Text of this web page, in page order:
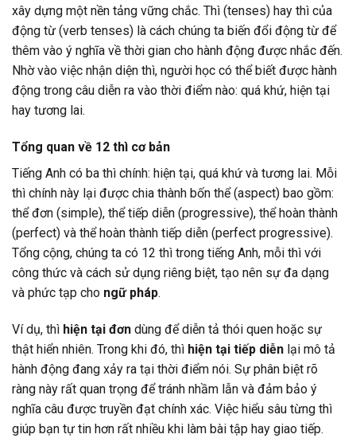
xây dựng một nền tảng vững chắc. Thì (tenses) hay thì của
động từ (verb tenses) là cách chúng ta biến đổi động từ để
thêm vào ý nghĩa về thời gian cho hành động được nhắc đến.
Nhờ vào việc nhận diện thì, người học có thể biết được hành
động trong câu diễn ra vào thời điểm nào: quá khứ, hiện tại
hay tương lai.
Tổng quan về 12 thì cơ bản
Tiếng Anh có ba thì chính: hiện tại, quá khứ và tương lai. Mỗi
thì chính này lại được chia thành bốn thể (aspect) bao gồm:
thể đơn (simple), thể tiếp diễn (progressive), thể hoàn thành
(perfect) và thể hoàn thành tiếp diễn (perfect progressive).
Tổng cộng, chúng ta có 12 thì trong tiếng Anh, mỗi thì với
công thức và cách sử dụng riêng biệt, tạo nên sự đa dạng
và phức tạp cho ngữ pháp.
Ví dụ, thì hiện tại đơn dùng để diễn tả thói quen hoặc sự
thật hiển nhiên. Trong khi đó, thì hiện tại tiếp diễn lại mô tả
hành động đang xảy ra tại thời điểm nói. Sự phân biệt rõ
ràng này rất quan trọng để tránh nhầm lẫn và đảm bảo ý
nghĩa câu được truyền đạt chính xác. Việc hiểu sâu từng thì
giúp bạn tự tin hơn rất nhiều khi làm bài tập hay giao tiếp.